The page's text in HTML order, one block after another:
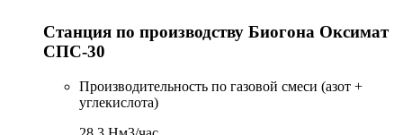
Станция по производству Биогона Оксимат
СПС-30
Производительность по газовой смеси (азот +
углекислота)